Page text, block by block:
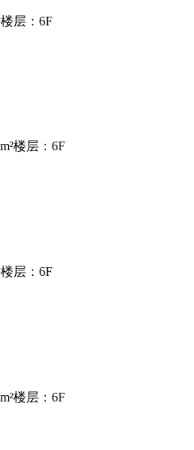
楼层：6F
楼层：6F
楼层：6F
楼层：6F